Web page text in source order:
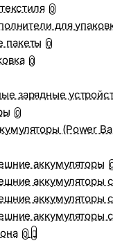
0
для
пакеты 0
0
зарядные
0
(Power
аккумуляторы
аккумуляторы
аккумуляторы
аккумуляторы
0